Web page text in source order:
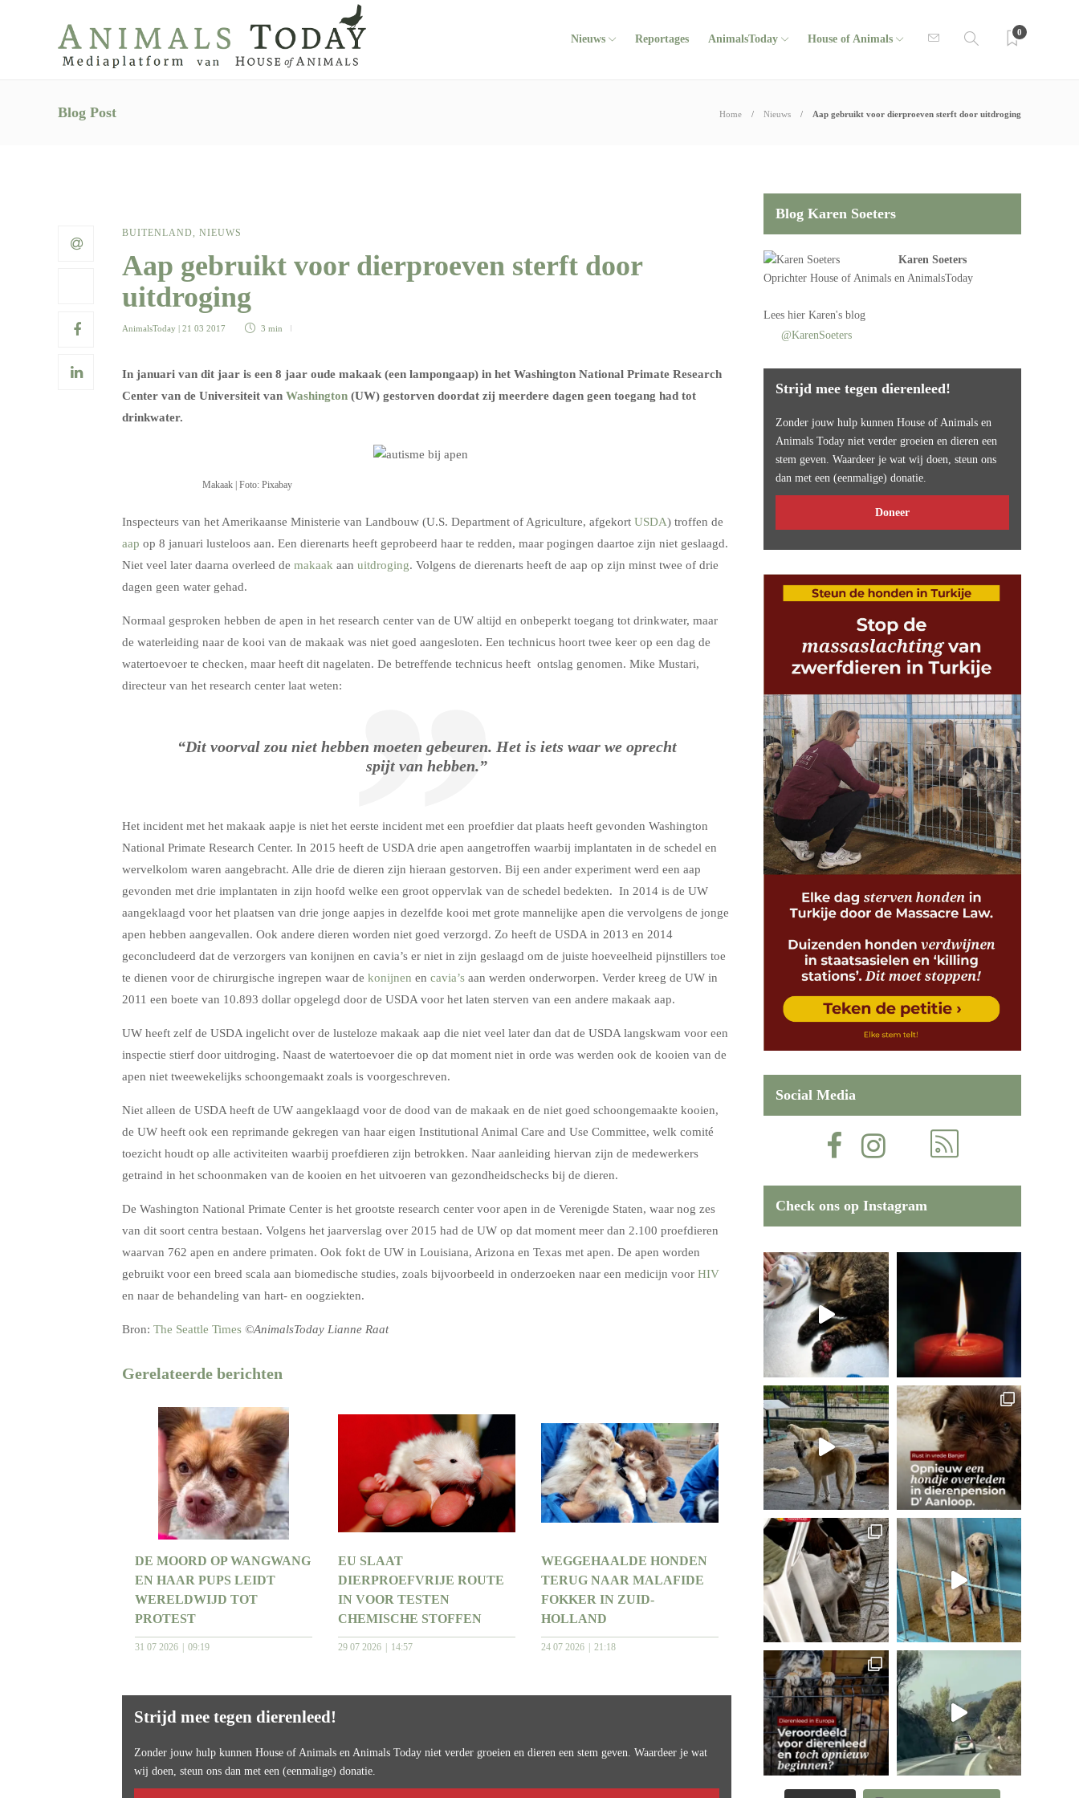
Nieuws Reportages AnimalsToday House of Animals
0
Blog Post Home Nieuws Aap gebruikt voor dierproeven sterft door uitdroging
BUITENLAND, NIEUWS
Aap gebruikt voor dierproeven sterft door
uitdroging
AnimalsToday | 21 03 2017 3 min
In januari van dit jaar is een 8 jaar oude makaak (een lampongaap) in het Washington National Primate Research
Center van de Universiteit van Washington (UW) gestorven doordat zij meerdere dagen geen toegang had tot
drinkwater.
Makaak | Foto: Pixabay
Inspecteurs van het Amerikaanse Ministerie van Landbouw (U.S. Department of Agriculture, afgekort USDA) troffen de
aap op 8 januari lusteloos aan. Een dierenarts heeft geprobeerd haar te redden, maar pogingen daartoe zijn niet geslaagd.
Niet veel later daarna overleed de makaak aan uitdroging. Volgens de dierenarts heeft de aap op zijn minst twee of drie
dagen geen water gehad.
Normaal gesproken hebben de apen in het research center van de UW altijd en onbeperkt toegang tot drinkwater, maar
de waterleiding naar de kooi van de makaak was niet goed aangesloten. Een technicus hoort twee keer op een dag de
watertoevoer te checken, maar heeft dit nagelaten. De betreffende technicus heeft ontslag genomen. Mike Mustari,
directeur van het research center laat weten:
“Dit voorval zou niet hebben moeten gebeuren. Het is iets waar we oprecht
spijt van hebben.”
Het incident met het makaak aapje is niet het eerste incident met een proefdier dat plaats heeft gevonden Washington
National Primate Research Center. In 2015 heeft de USDA drie apen aangetroffen waarbij implantaten in de schedel en
wervelkolom waren aangebracht. Alle drie de dieren zijn hieraan gestorven. Bij een ander experiment werd een aap
gevonden met drie implantaten in zijn hoofd welke een groot oppervlak van de schedel bedekten. In 2014 is de UW
aangeklaagd voor het plaatsen van drie jonge aapjes in dezelfde kooi met grote mannelijke apen die vervolgens de jonge
apen hebben aangevallen. Ook andere dieren worden niet goed verzorgd. Zo heeft de USDA in 2013 en 2014
geconcludeerd dat de verzorgers van konijnen en cavia’s er niet in zijn geslaagd om de juiste hoeveelheid pijnstillers toe
te dienen voor de chirurgische ingrepen waar de konijnen en cavia’s aan werden onderworpen. Verder kreeg de UW in
2011 een boete van 10.893 dollar opgelegd door de USDA voor het laten sterven van een andere makaak aap.
UW heeft zelf de USDA ingelicht over de lusteloze makaak aap die niet veel later dan dat de USDA langskwam voor een
inspectie stierf door uitdroging. Naast de watertoevoer die op dat moment niet in orde was werden ook de kooien van de
apen niet tweewekelijks schoongemaakt zoals is voorgeschreven.
Niet alleen de USDA heeft de UW aangeklaagd voor de dood van de makaak en de niet goed schoongemaakte kooien,
de UW heeft ook een reprimande gekregen van haar eigen Institutional Animal Care and Use Committee, welk comité
toezicht houdt op alle activiteiten waarbij proefdieren zijn betrokken. Naar aanleiding hiervan zijn de medewerkers
getraind in het schoonmaken van de kooien en het uitvoeren van gezondheidschecks bij de dieren.
De Washington National Primate Center is het grootste research center voor apen in de Verenigde Staten, waar nog zes
van dit soort centra bestaan. Volgens het jaarverslag over 2015 had de UW op dat moment meer dan 2.100 proefdieren
waarvan 762 apen en andere primaten. Ook fokt de UW in Louisiana, Arizona en Texas met apen. De apen worden
gebruikt voor een breed scala aan biomedische studies, zoals bijvoorbeeld in onderzoeken naar een medicijn voor HIV
en naar de behandeling van hart- en oogziekten.
Bron: The Seattle Times ©AnimalsToday Lianne Raat
Gerelateerde berichten
DE MOORD OP WANGWANG
EN HAAR PUPS LEIDT
WERELDWIJD TOT
PROTEST
31 07 2026 09:19
EU SLAAT
DIERPROEFVRIJE ROUTE
IN VOOR TESTEN
CHEMISCHE STOFFEN
29 07 2026 14:57
WEGGEHAALDE HONDEN
TERUG NAAR MALAFIDE
FOKKER IN ZUID-
HOLLAND
24 07 2026 21:18
Strijd mee tegen dierenleed!
Zonder jouw hulp kunnen House of Animals en Animals Today niet verder groeien en dieren een stem geven. Waardeer je wat
wij doen, steun ons dan met een (eenmalige) donatie.
Blog Karen Soeters
Karen Soeters
OprichterHouse of Animals en AnimalsToday
Leeshier Karen's blog
@KarenSoeters
Strijd mee tegen dierenleed!
Zonder jouw hulp kunnen House of Animals en
Animals Today niet verder groeien en dieren een
stem geven. Waardeer je wat wij doen, steun ons
dan met een (eenmalige) donatie.
Doneer
Social Media
Check ons op Instagram